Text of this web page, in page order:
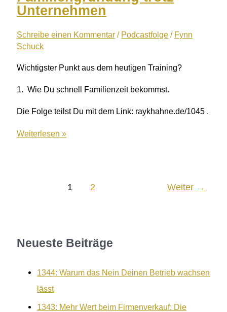
Unternehmen
Schreibe einen Kommentar / Podcastfolge / Fynn
Schuck
Wichtigster Punkt aus dem heutigen Training?
1. Wie Du schnell Familienzeit bekommst.
Die Folge teilst Du mit dem Link: raykhahne.de/1045 .
1045:
erfolgreichen
trotz
Unternehmen
Weiterlesen »
1 2 Weiter →
Neueste Beiträge
1344: Warum das Nein Deinen Betrieb wachsen
lässt
1343: Mehr Wert beim Firmenverkauf: Die